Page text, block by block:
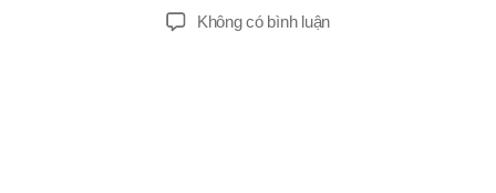
đăng
Không có bình luậnở